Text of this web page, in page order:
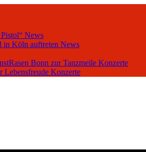
News
in Köln auftreten News
Bonn zur Tanzmeile Konzerte
Lebensfreude Konzerte